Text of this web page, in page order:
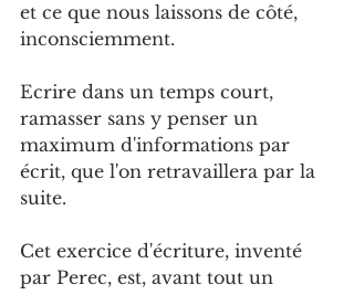
et ce que nous laissons de côté,
inconsciemment.
Ecrire dans un temps court,
ramasser sans y penser un
maximum d'informations par
écrit, que l'on retravaillera par la
suite.
Cet exercice d'écriture, inventé
par Perec, est, avant tout un